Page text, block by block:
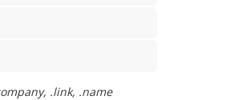
.link, .name